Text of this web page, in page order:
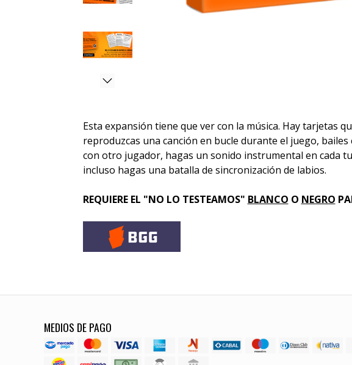
Esta expansión tiene que ver con la música. Hay tarjetas
reproduzcas una canción en bucle durante el juego,
con otro jugador, hagas un sonido instrumental en cada
incluso hagas una batalla de sincronización de labios.
REQUIERE EL "NO LO TESTEAMOS" BLANCO O NEGRO
MEDIOS DE PAGO